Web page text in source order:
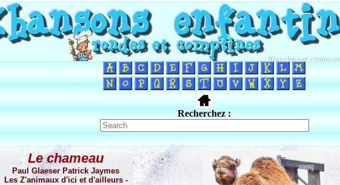
Recherchez :
Le chameau
Paul Glaeser Patrick Jaymes
Les Z'animaux d'ici et d'ailleurs -